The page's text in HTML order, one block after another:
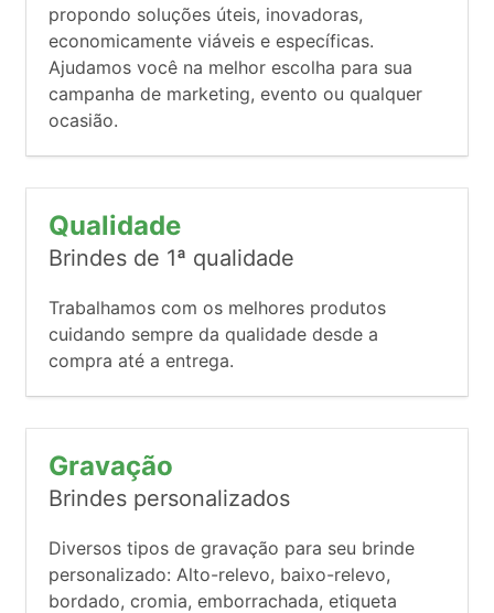
propondo soluções úteis, inovadoras,
economicamente viáveis e específicas.
Ajudamos você na melhor escolha para sua
campanha de marketing, evento ou qualquer
ocasião.
Qualidade
Brindes de 1ª qualidade
Trabalhamos com os melhores produtos
cuidando sempre da qualidade desde a
compra até a entrega.
Gravação
Brindes personalizados
Diversos tipos de gravação para seu brinde
personalizado: Alto-relevo, baixo-relevo,
bordado, cromia, emborrachada, etiqueta